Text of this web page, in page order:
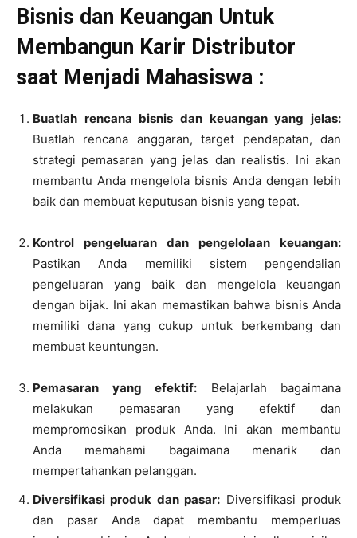
Bisnis dan Keuangan Untuk
Membangun Karir Distributor
saat Menjadi Mahasiswa :
Buatlah rencana bisnis dan keuangan yang jelas:
Buatlah rencana anggaran, target pendapatan, dan
strategi pemasaran yang jelas dan realistis. Ini akan
membantu Anda mengelola bisnis Anda dengan lebih
baik dan membuat keputusan bisnis yang tepat.
Kontrol pengeluaran dan pengelolaan keuangan:
Pastikan Anda memiliki sistem pengendalian
pengeluaran yang baik dan mengelola keuangan
dengan bijak. Ini akan memastikan bahwa bisnis Anda
memiliki dana yang cukup untuk berkembang dan
membuat keuntungan.
Pemasaran yang efektif: Belajarlah bagaimana
melakukan pemasaran yang efektif dan
mempromosikan produk Anda. Ini akan membantu
Anda memahami bagaimana menarik dan
mempertahankan pelanggan.
Diversifikasi produk dan pasar: Diversifikasi produk
dan pasar Anda dapat membantu memperluas